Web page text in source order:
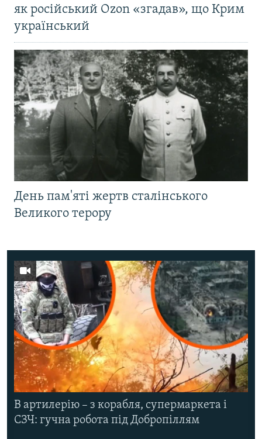
як російський Ozon «згадав», що Крим
український
День пам'яті жертв сталінського
Великого терору
В артилерію – з корабля, супермаркета і
СЗЧ: гучна робота під Добропіллям